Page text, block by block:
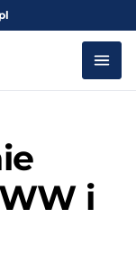
i